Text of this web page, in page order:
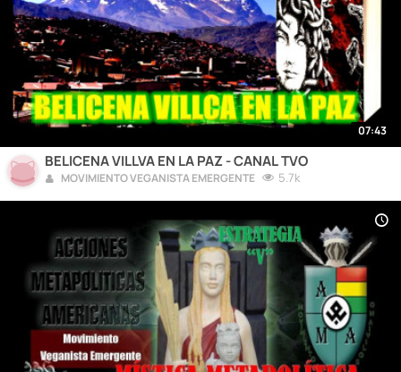
07:43
BELICENA VILLVA EN LA PAZ - CANAL TVO
MOVIMIENTO VEGANISTA EMERGENTE 5.7k